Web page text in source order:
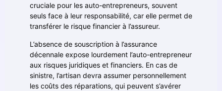
cruciale pour les auto-entrepreneurs, souvent
seuls face à leur responsabilité, car elle permet de
transférer le risque financier à l’assureur.
L’absence de souscription à l’assurance
décennale expose lourdement l’auto-entrepreneur
aux risques juridiques et financiers. En cas de
sinistre, l’artisan devra assumer personnellement
les coûts des réparations, qui peuvent s’avérer